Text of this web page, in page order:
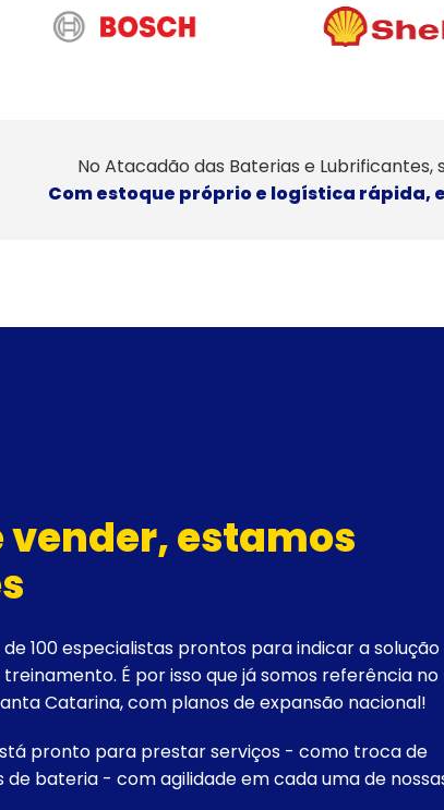
No Atacadão das Baterias e
Com estoque próprio e logística rápida,
vender, estamos
100 especialistas prontos para indicar a solução
É por isso que já somos referência no
Catarina, com planos de expansão nacional!
pronto para prestar serviços - como troca de
bateria - com agilidade em cada uma de